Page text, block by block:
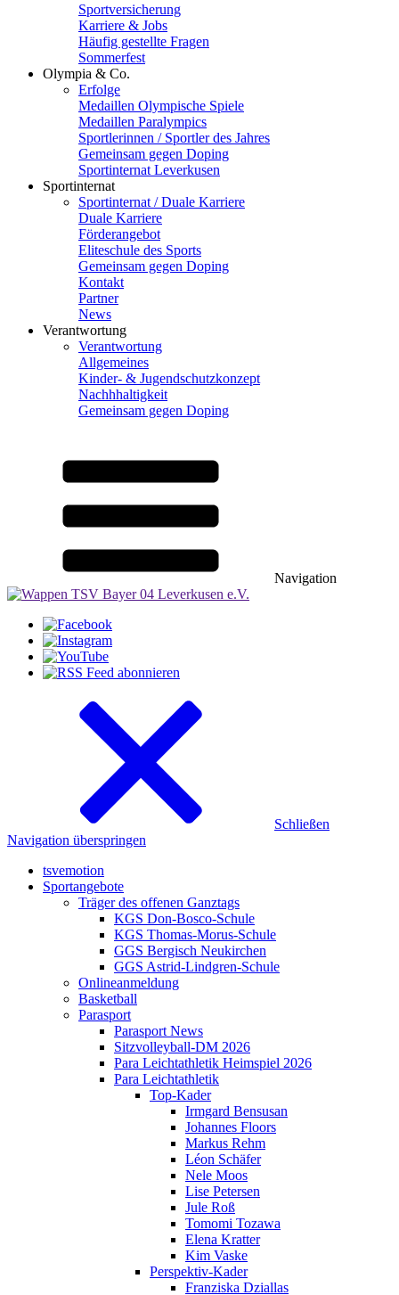
Sportversicherung
Karriere & Jobs
Häufig gestellte Fragen
Sommerfest
Olympia & Co.
Erfolge
Medaillen Olympische Spiele
Medaillen Paralympics
Sportlerinnen / Sportler des Jahres
Gemeinsam gegen Doping
Sportinternat Leverkusen
Sportinternat
Sportinternat / Duale Karriere
Duale Karriere
Förderangebot
Eliteschule des Sports
Gemeinsam gegen Doping
Kontakt
Partner
News
Verantwortung
Verantwortung
Allgemeines
Kinder- & Jugendschutzkonzept
Nachhhaltigkeit
Gemeinsam gegen Doping
Navigation
Schließen
Navigation überspringen
tsvemotion
Sportangebote
Träger des offenen Ganztags
KGS Don-Bosco-Schule
KGS Thomas-Morus-Schule
GGS Bergisch Neukirchen
GGS Astrid-Lindgren-Schule
Onlineanmeldung
Basketball
Parasport
Parasport News
Sitzvolleyball-DM 2026
Para Leichtathletik Heimspiel 2026
Para Leichtathletik
Top-Kader
Irmgard Bensusan
Johannes Floors
Markus Rehm
Léon Schäfer
Nele Moos
Lise Petersen
Jule Roß
Tomomi Tozawa
Elena Kratter
Kim Vaske
Perspektiv-Kader
Franziska Dziallas